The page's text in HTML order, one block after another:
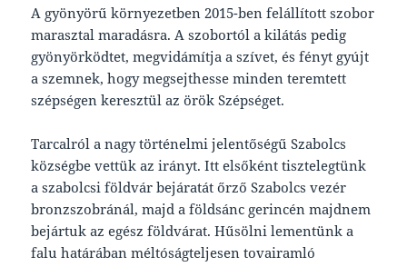
A gyönyörű környezetben 2015-ben felállított szobor
marasztal maradásra. A szobortól a kilátás pedig
gyönyörködtet, megvidámítja a szívet, és fényt gyújt
a szemnek, hogy megsejthesse minden teremtett
szépségen keresztül az örök Szépséget.
Tarcalról a nagy történelmi jelentőségű Szabolcs
községbe vettük az irányt. Itt elsőként tisztelegtünk
a szabolcsi földvár bejáratát őrző Szabolcs vezér
bronzszobránál, majd a földsánc gerincén majdnem
bejártuk az egész földvárat. Hűsölni lementünk a
falu határában méltóságteljesen tovairamló